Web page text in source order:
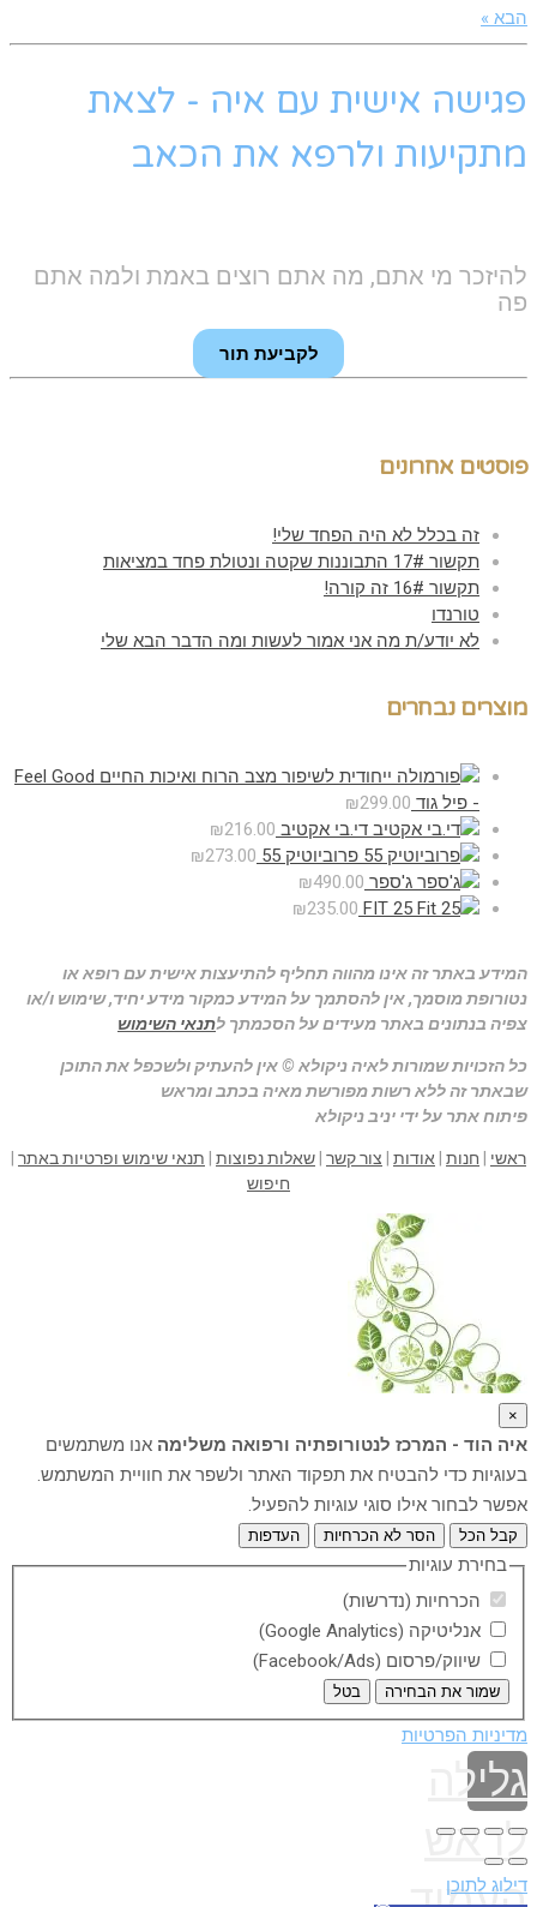
הבא »
פגישה אישית עם איה - לצאת
מתקיעות ולרפא את הכאב
להיזכר מי אתם, מה אתם רוצים באמת ולמה אתם
פה
לקביעת תור
פוסטים אחרונים
זה בכלל לא היה הפחד שלי!
תקשור 17# התבוננות שקטה ונטולת פחד במציאות
תקשור 16# זה קורה!
טורנדו
לא יודע/ת מה אני אמור לעשות ומה הדבר הבא שלי
מוצרים נבחרים
Feel Good
- פיל גוד
₪299.00
די.בי אקטיב
₪216.00
פרוביוטיק 55
₪273.00
ג'ספר
₪490.00
FIT 25
₪235.00
המידע באתר זה אינו מהווה תחליף להתיעצות אישית עם רופא או
נטורופת מוסמך, אין להסתמך על המידע כמקור מידע יחיד, שימוש ו/או
צפיה בנתונים באתר מעידים על הסכמתך לתנאי השימוש
כל הזכויות שמורות לאיה ניקולא © אין להעתיק ולשכפל את התוכן
שבאתר זה ללא רשות מפורשת מאיה בכתב ומראש
פיתוח אתר על ידי יניב ניקולא
ראשי חנות אודות צור קשר שאלות נפוצות תנאי שימוש ופרטיות באתר
חיפוש
×
איה הוד - המרכז לנטורופתיה ורפואה משלימה אנו משתמשים
בעוגיות כדי להבטיח את תפקוד האתר ולשפר את חוויית המשתמש.
אפשר לבחור אילו סוגי עוגיות להפעיל.
קבל הכל הסר לא הכרחיות העדפות
בחירת עוגיות
הכרחיות (נדרשות)
אנליטיקה (Google Analytics)
שיווק/פרסום (Facebook/Ads)
שמור את הבחירה בטל
מדיניות הפרטיות
גלילה
לראש
דילוג לתוכן